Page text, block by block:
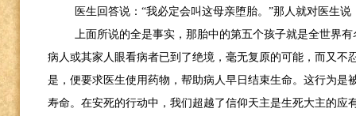
医生回答说：“我必定会叫这母亲堕胎。”那人就对医生
上面所说的全是事实，那胎中的第五个孩子就是全世界
病人或其家人眼看病者已到了绝境，毫无复原的可能，而又不
是，便要求医生使用药物，帮助病人早日结束生命。这行为是
寿命。在安死的行动中，我们超越了信仰天主是生死大主的应